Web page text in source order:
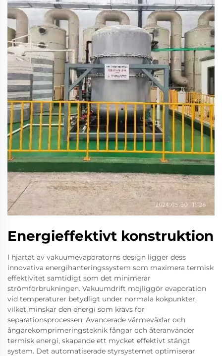
Energieffektivt konstruktion
I hjärtat av vakuumevaporatorns design ligger dess
innovativa energihanteringssystem som maximera termisk
effektivitet samtidigt som det minimerar
strömförbrukningen. Vakuumdrift möjliggör evaporation
vid temperaturer betydligt under normala kokpunkter,
vilket minskar den energi som krävs för
separationsprocessen. Avancerade värmeväxlar och
ångarekomprimeringsteknik fångar och återanvänder
termisk energi, skapande ett mycket effektivt stängt
system. Det automatiserade styrsystemet optimiserar